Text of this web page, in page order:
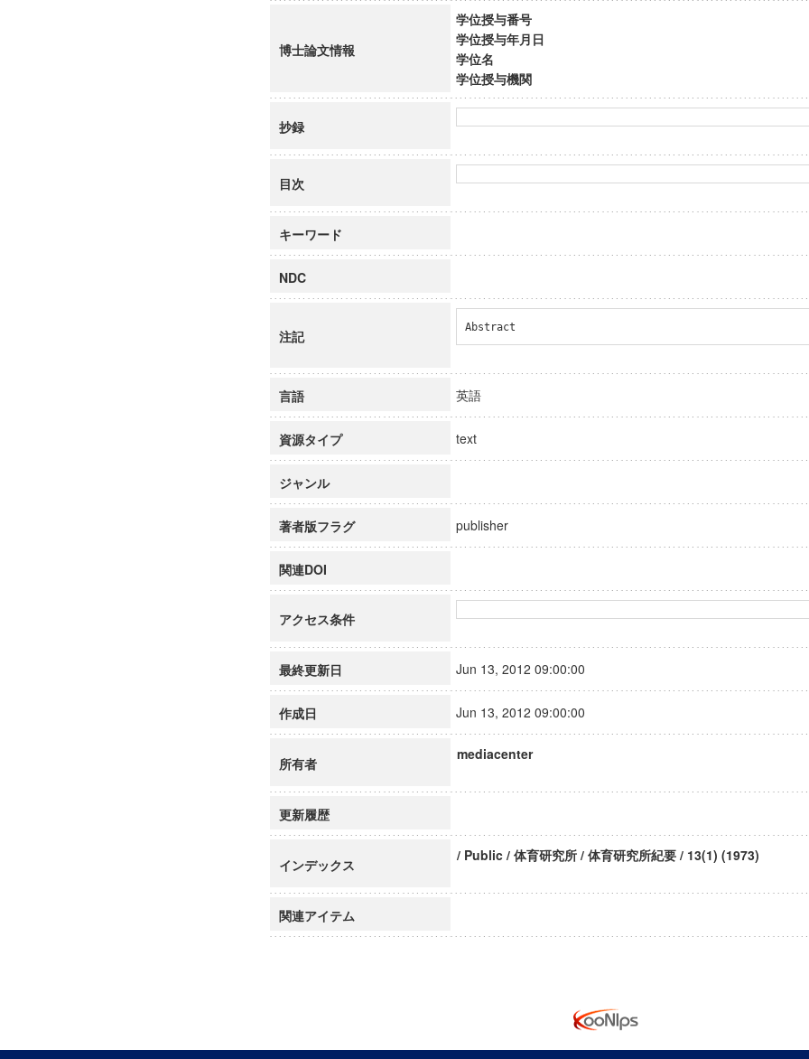
博士論文情報
学位授与番号
学位授与年月日
学位名
学位授与機関
抄録
目次
キーワード
NDC
注記
Abstract
言語 英語
資源タイプ text
ジャンル
著者版フラグ publisher
関連DOI
アクセス条件
最終更新日 Jun 13, 2012 09:00:00
作成日 Jun 13, 2012 09:00:00
所有者
mediacenter
更新履歴
インデックス
/ Public / 体育研究所 / 体育研究所紀要 / 13(1) (1973)
関連アイテム